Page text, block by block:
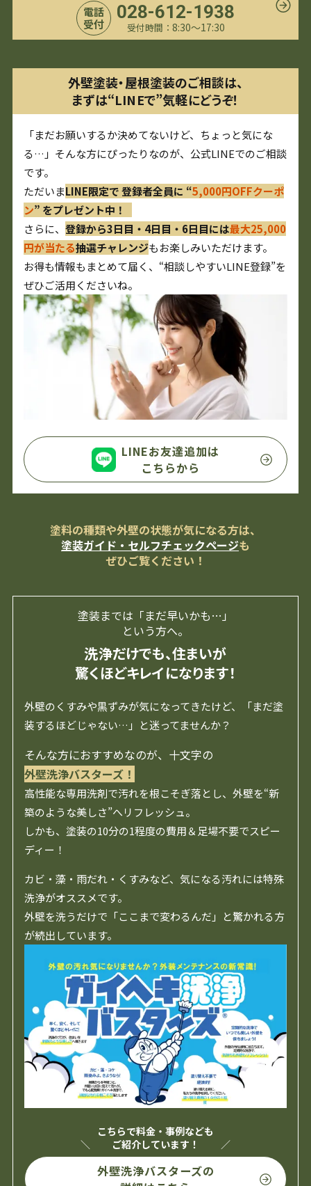
電話
受付
028-612-1938
受付時間： 8:30〜17:30
外壁塗装・屋根塗装のご相談は、
まずは“LINEで”気軽にどうぞ！
「まだお願いするか決めてないけど、ちょっと気にな
る…」そんな方にぴったりなのが、公式LINEでのご相談
です。
ただいまLINE限定で 登録者全員に “5,000円OFFクーポ
ン” をプレゼント中！
さらに、登録から3日目・4日目・6日目には最大25,000
円が当たる抽選チャレンジもお楽しみいただけます。
お得も情報もまとめて届く、“相談しやすいLINE登録”を
ぜひご活用くださいね。
LINEお友達追加は
こちらから
塗料の種類や外壁の状態が気になる方は、
塗装ガイド・セルフチェックページも
ぜひご覧ください！
塗装までは「まだ早いかも…」
という方へ。
洗浄だけでも、住まいが
驚くほどキレイになります！
外壁のくすみや黒ずみが気になってきたけど、「まだ塗
装するほどじゃない…」と迷ってませんか？
そんな方におすすめなのが、十文字の
外壁洗浄バスターズ！
高性能な専用洗剤で汚れを根こそぎ落とし、外壁を“新
築のような美しさ”へリフレッシュ。
しかも、塗装の10分の1程度の費用＆足場不要でスピー
ディー！
カビ・藻・雨だれ・くすみなど、気になる汚れには特殊
洗浄がオススメです。
外壁を洗うだけで「ここまで変わるんだ」と驚かれる方
が続出しています。
こちらで料金・事例なども
ご紹介しています！
外壁洗浄バスターズの